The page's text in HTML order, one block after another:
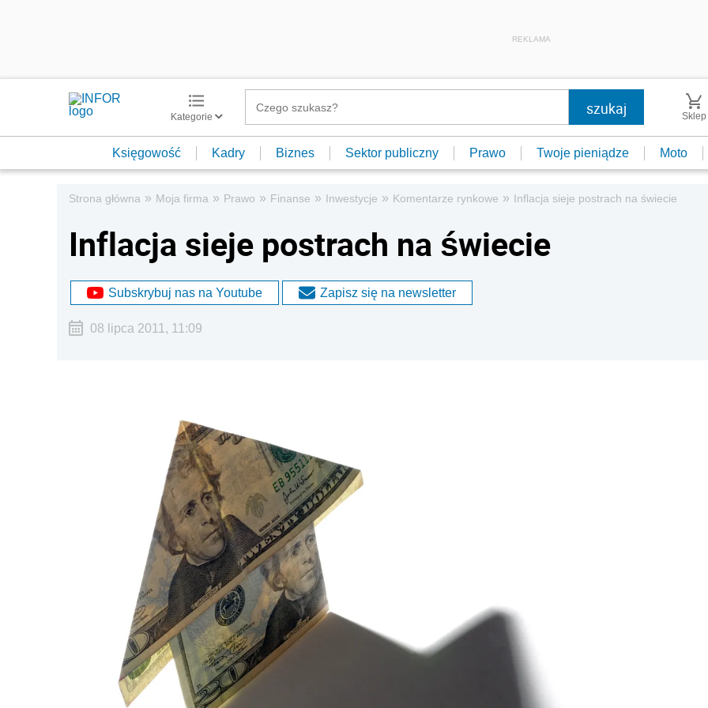
REKLAMA
Kategorie Sklep
Księgowość Kadry Biznes Sektor publiczny Prawo Twoje pieniądze Moto
Strona główna » Moja firma » Prawo » Finanse » Inwestycje » Komentarze rynkowe » Inflacja sieje postrach na świecie
Inflacja sieje postrach na świecie
Subskrybuj nas na Youtube Zapisz się na newsletter
08 lipca 2011, 11:09